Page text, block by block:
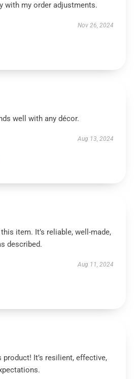
with my order adjustments.
Nov 26, 2024
well with any décor.
Aug 13, 2024
item. It’s reliable, well-made,
described.
Aug 11, 2024
product! It’s resilient, effective,